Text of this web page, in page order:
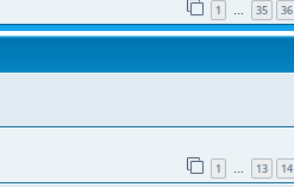
1 … 35 36
1 … 13 14